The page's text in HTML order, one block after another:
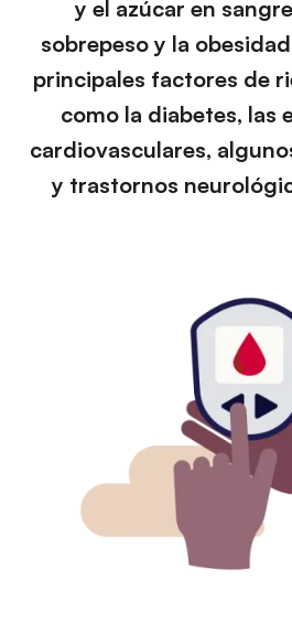
y el azúcar en
sobrepeso y la
principales factores de
como la diabetes, las
cardiovasculares,
y trastornos